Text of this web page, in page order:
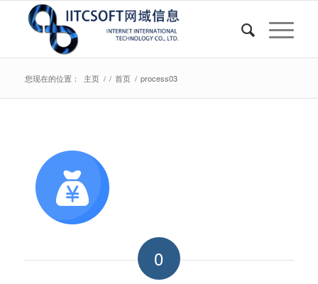
您现在的位置： 主页 / / 首页 / process03
0